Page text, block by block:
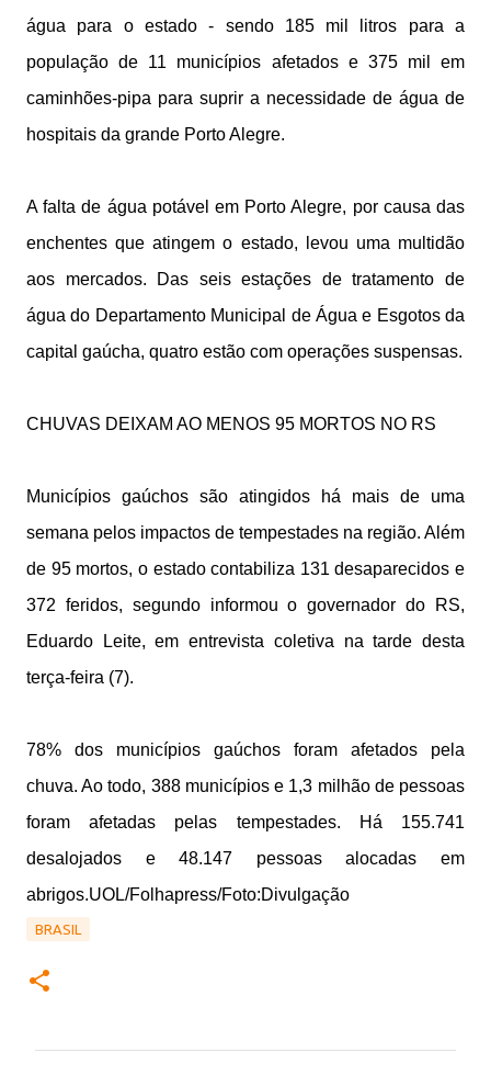
água para o estado - sendo 185 mil litros para a
população de 11 municípios afetados e 375 mil em
caminhões-pipa para suprir a necessidade de água de
hospitais da grande Porto Alegre.
A falta de água potável em Porto Alegre, por causa das
enchentes que atingem o estado, levou uma multidão
aos mercados. Das seis estações de tratamento de
água do Departamento Municipal de Água e Esgotos da
capital gaúcha, quatro estão com operações suspensas.
CHUVAS DEIXAM AO MENOS 95 MORTOS NO RS
Municípios gaúchos são atingidos há mais de uma
semana pelos impactos de tempestades na região. Além
de 95 mortos, o estado contabiliza 131 desaparecidos e
372 feridos, segundo informou o governador do RS,
Eduardo Leite, em entrevista coletiva na tarde desta
terça-feira (7).
78% dos municípios gaúchos foram afetados pela
chuva. Ao todo, 388 municípios e 1,3 milhão de pessoas
foram afetadas pelas tempestades. Há 155.741
desalojados e 48.147 pessoas alocadas em
abrigos.UOL/Folhapress/Foto:Divulgação
BRASIL